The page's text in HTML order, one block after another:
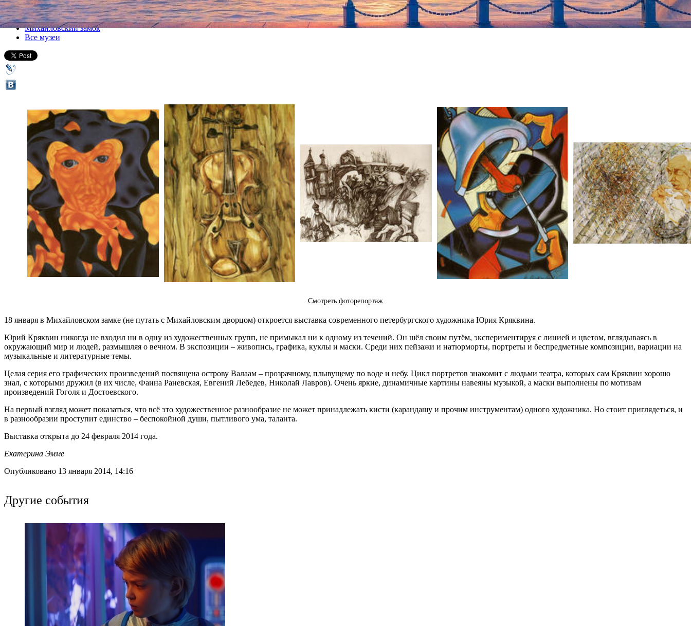
Все выставки
Михайловский замок
Все музеи
Смотреть фоторепортаж
18 января в Михайловском замке (не путать с Михайловским дворцом) откроется выставка современного петербургского художника Юрия Кряквина.
Юрий Кряквин никогда не входил ни в одну из художественных групп, не примыкал ни к одному из течений. Он шёл своим путём, экспериментируя с линией и цветом, вглядываясь в
окружающий мир и людей, размышляя о вечном. В экспозиции – живопись, графика, куклы и маски. Среди них пейзажи и натюрморты, портреты и беспредметные композиции, вариации на
музыкальные и литературные темы.
Целая серия его графических произведений посвящена острову Валаам – прозрачному, плывущему по воде и небу. Цикл портретов знакомит с людьми театра, которых сам Кряквин хорошо
знал, с которыми дружил (в их числе, Фаина Раневская, Евгений Лебедев, Николай Лавров). Очень яркие, динамичные картины навеяны музыкой, а маски выполнены по мотивам
произведений Гоголя и Достоевского.
На первый взгляд может показаться, что всё это художественное разнообразие не может принадлежать кисти (карандашу и прочим инструментам) одного художника. Но стоит приглядеться, и
в разнообразии проступит единство – беспокойной души, пытливого ума, таланта.
Выставка открыта до 24 февраля 2014 года.
Екатерина Эмме
Опубликовано 13 января 2014, 14:16
Другие события